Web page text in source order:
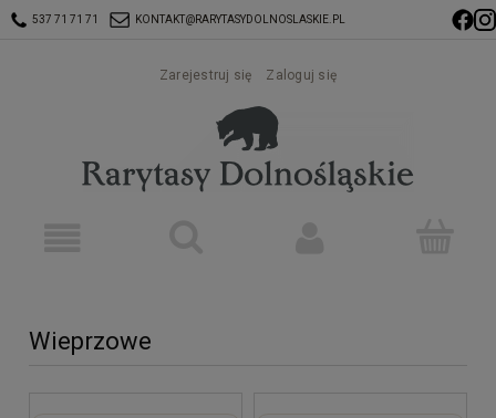
537 71 71 71 KONTAKT@RARYTASYDOLNOSLASKIE.PL
Zarejestruj się Zaloguj się
Wieprzowe